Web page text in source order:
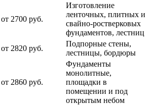
от 2700 руб.
Изготовление
ленточных, плитных и
свайно-ростверковых
фундаментов, лестниц
от 2820 руб.
Подпорные стены,
лестницы, бордюры
от 2860 руб.
Фундаменты
монолитные,
площадки в
помещении и под
открытым небом